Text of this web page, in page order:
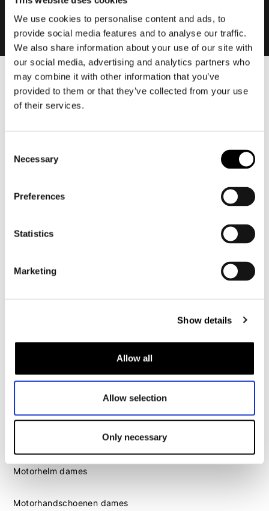
We use cookies to personalise content and ads, to
provide social media features and to analyse our traffic.
We also share information about your use of our site with
our social media, advertising and analytics partners who
may combine it with other information that you’ve
provided to them or that they’ve collected from your use
of their services.
Selection
Necessary
Preferences
Statistics
Marketing
Show details
Allow all
Allow selection
Only necessary
Heren
Motorkleding heren
Motorjas dames
Motorjeans dames
Motor leggings dames
Motorhelm dames
Motorhandschoenen dames